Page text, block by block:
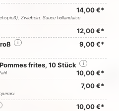
14,00 €*
Zwiebeln, Sauce hollandaise
12,00 €*
i 9,00 €*
frites, 10 Stück i
10,00 €*
7,00 €*
10,00 €*